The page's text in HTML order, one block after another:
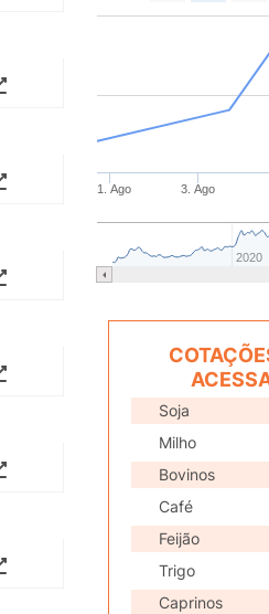
1. Ago 3. Ago
2020
Soja
Milho
Bovinos
Café
Feijão
Trigo
Caprinos